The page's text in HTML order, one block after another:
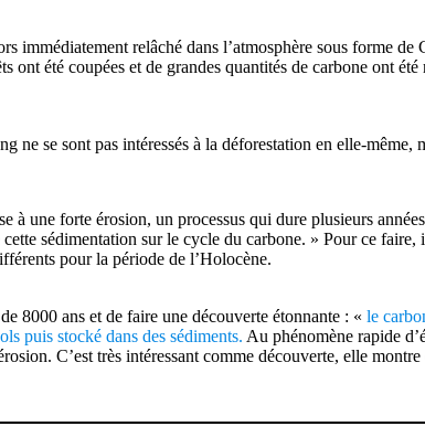
immédiatement relâché dans l’atmosphère sous forme
été coupées et de grandes quantités de carbone ont
se sont pas intéressés à la déforestation en elle-même,
à une forte érosion, un processus qui dure plusieurs
sédimentation sur le cycle du carbone. » Pour ce
pour la période de l’Holocène.
8000 ans et de faire une découverte étonnante : « le
puis stocké dans des sédiments. Au phénomène rapide
C’est très intéressant comme découverte, elle